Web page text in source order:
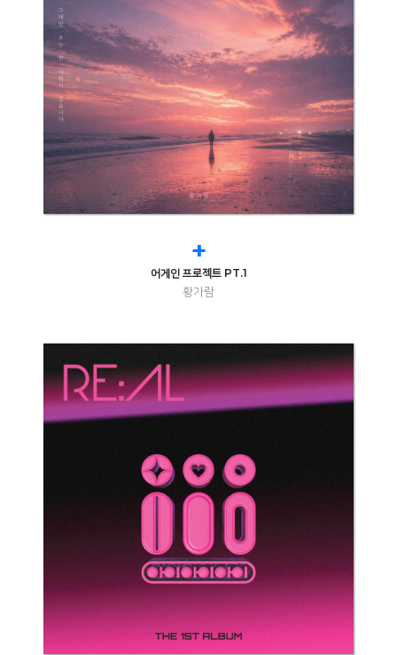
+
어게인 프로젝트 PT.1
황가람